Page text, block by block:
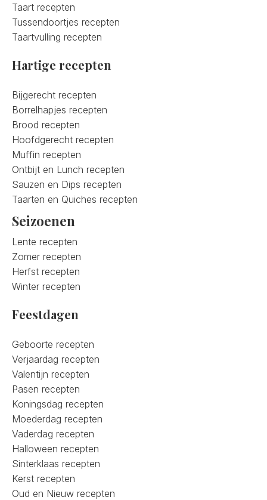
Taart recepten
Tussendoortjes recepten
Taartvulling recepten
Hartige recepten
Bijgerecht recepten
Borrelhapjes recepten
Brood recepten
Hoofdgerecht recepten
Muffin recepten
Ontbijt en Lunch recepten
Sauzen en Dips recepten
Taarten en Quiches recepten
Seizoenen
Lente recepten
Zomer recepten
Herfst recepten
Winter recepten
Feestdagen
Geboorte recepten
Verjaardag recepten
Valentijn recepten
Pasen recepten
Koningsdag recepten
Moederdag recepten
Vaderdag recepten
Halloween recepten
Sinterklaas recepten
Kerst recepten
Oud en Nieuw recepten